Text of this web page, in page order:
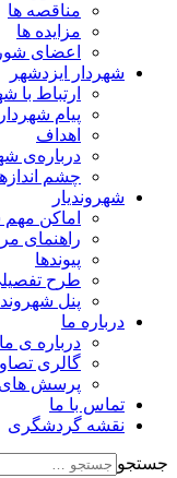
مناقصه ها
مزایده ها
اعضای
شهردار ایزدشهر
ارتباط با
پیام شهردار
اهداف
درباره‌ی
چشم
شهروندیار
اماکن مهم
راهنمای
پیوند‌ها
طرح
پنل
درباره ما
درباره ی ما
گالری
پرسش های
تماس با ما
نقشه گردشگری
جستجو